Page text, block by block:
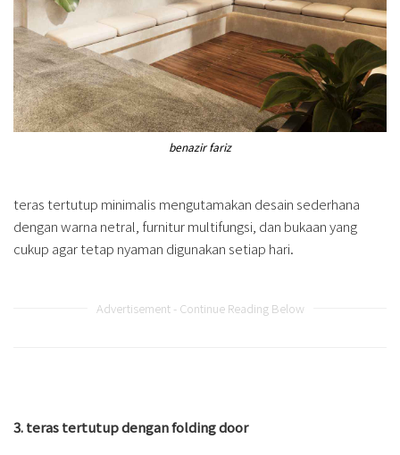
benazir fariz
teras tertutup minimalis mengutamakan desain sederhana
dengan warna netral, furnitur multifungsi, dan bukaan yang
cukup agar tetap nyaman digunakan setiap hari.
Advertisement - Continue Reading Below
3. teras tertutup dengan folding door